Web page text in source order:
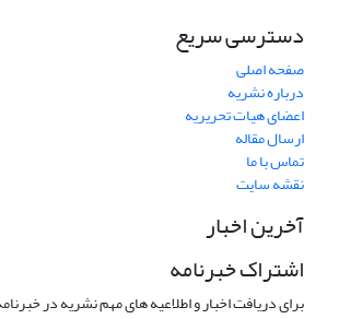
دسترسی سریع
صفحه اصلی
درباره نشریه
اعضای هیات تحریریه
ارسال مقاله
تماس با ما
نقشه سایت
آخرین اخبار
اشتراک خبرنامه
برای دریافت اخبار و اطلاعیه های مهم نشریه در